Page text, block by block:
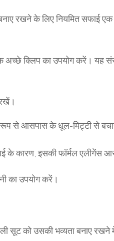
रखने के लिए नियमित सफाई
क्लिप का उपयोग करें। यह
रूप से आसपास के धूल-मिट्टी से
कारण, इसकी फॉर्मल एलीगेंस
का उपयोग करें।
सूट को उसकी भव्यता बनाए